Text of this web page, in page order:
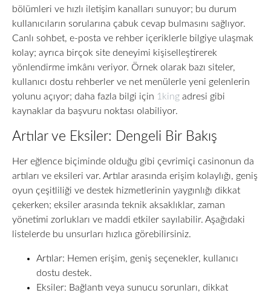
bölümleri ve hızlı iletişim kanalları sunuyor; bu durum
kullanıcıların sorularına çabuk cevap bulmasını sağlıyor.
Canlı sohbet, e-posta ve rehber içeriklerle bilgiye ulaşmak
kolay; ayrıca birçok site deneyimi kişiselleştirerek
yönlendirme imkânı veriyor. Örnek olarak bazı siteler,
kullanıcı dostu rehberler ve net menülerle yeni gelenlerin
yolunu açıyor; daha fazla bilgi için 1king adresi gibi
kaynaklar da başvuru noktası olabiliyor.
Artılar ve Eksiler: Dengeli Bir Bakış
Her eğlence biçiminde olduğu gibi çevrimiçi casinonun da
artıları ve eksileri var. Artılar arasında erişim kolaylığı, geniş
oyun çeşitliliği ve destek hizmetlerinin yaygınlığı dikkat
çekerken; eksiler arasında teknik aksaklıklar, zaman
yönetimi zorlukları ve maddi etkiler sayılabilir. Aşağıdaki
listelerde bu unsurları hızlıca görebilirsiniz.
Artılar: Hemen erişim, geniş seçenekler, kullanıcı
dostu destek.
Eksiler: Bağlantı veya sunucu sorunları, dikkat